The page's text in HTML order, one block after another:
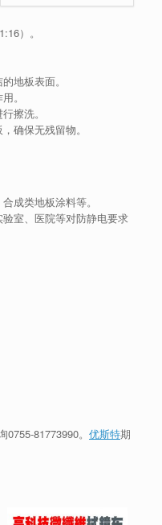
）。
地板表面。
。
擦洗。
确保无残留物。
成类地板涂料等。
室、医院等对防静电要求
0755-81773990。 优斯特期